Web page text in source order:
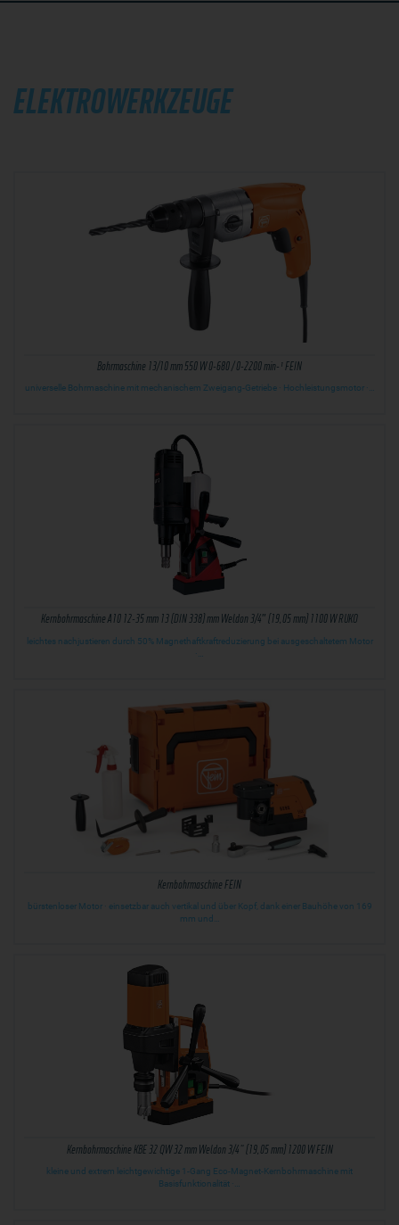
ELEKTROWERKZEUGE
Bohrmaschine 13/10 mm 550 W 0-680 / 0-2200 min-¹ FEIN
universelle Bohrmaschine mit mechanischem Zweigang-Getriebe · Hochleistungsmotor ·…
Kernbohrmaschine A10 12-35 mm 13 (DIN 338) mm Weldon 3/4″ (19,05 mm) 1100 W RUKO
leichtes nachjustieren durch 50% Magnethaftkraftreduzierung bei ausgeschaltetem Motor
·…
Kernbohrmaschine FEIN
bürstenloser Motor · einsetzbar auch vertikal und über Kopf, dank einer Bauhöhe von 169
mm und…
Kernbohrmaschine KBE 32 QW 32 mm Weldon 3/4" (19,05 mm) 1200 W FEIN
kleine und extrem leichtgewichtige 1-Gang Eco-Magnet-Kernbohrmaschine mit
Basisfunktionalität ·…